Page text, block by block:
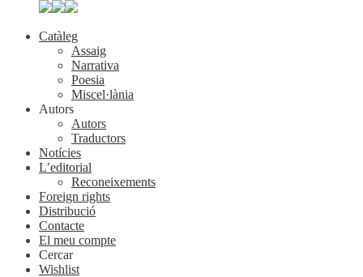
Catàleg
Assaig
Narrativa
Poesia
Miscel·lània
Autors
Autors
Traductors
Notícies
L’editorial
Reconeixements
Foreign rights
Distribució
Contacte
El meu compte
Cercar
Wishlist